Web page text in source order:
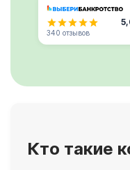
340 отзывов
Кто такие